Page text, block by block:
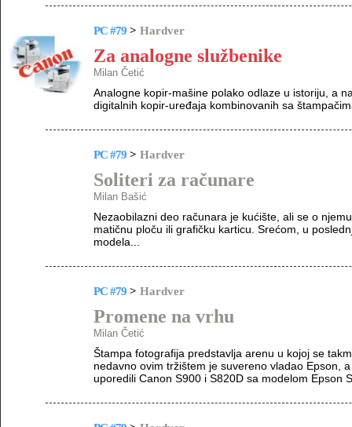
PC #79 > Hardver
Za analogne službenike
Milan Četić
Analogne kopir-mašine polako odlaze u istoriju, a
digitalnih kopir-uređaja kombinovanih sa
PC #79 > Hardver
Soliteri za računare
Milan Bašić
Nezaobilazni deo računara je kućište, ali se o
matičnu ploču ili grafičku karticu. Srećom, u
modela...
PC #79 > Hardver
Promene na vrhu
Milan Četić
Štampa fotografija predstavlja arenu u kojoj se
nedavno ovim tržištem je suvereno vladao Epson,
uporedili Canon S900 i S820D sa modelom Epson